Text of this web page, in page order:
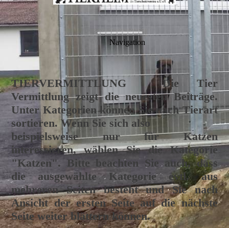
Navigation
TIERVERMITTLUNGDie Tier
Vermittlung zeigt die neuesten Beiträge.
Unter Kategorien können Sie nach Tierart
sortieren. Wenn Sie sich also
beispielsweise nur für Katzen
interessieren, wählen Sie die Kategorie
"Katzen". Bitte beachten Sie auch, dass
die ausgewählte Kategorie evtl. aus
mehreren Seiten besteht und Sie nach
Ansicht der ersten Seite auf die nächste
Seite weiter blättern können.